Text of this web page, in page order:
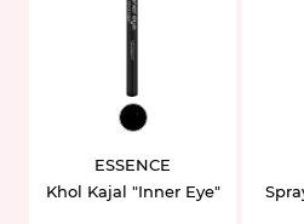
EY954188
ESSENCE
Khol Kajal "Inner Eye"